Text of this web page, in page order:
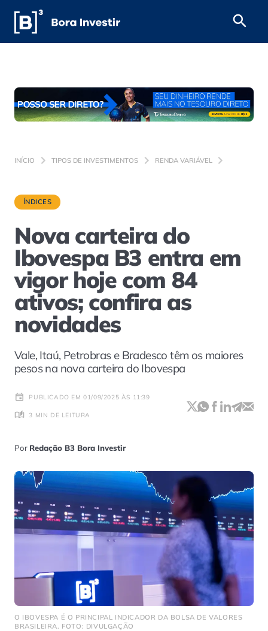
INÍCIO TIPOS DE INVESTIMENTOS RENDA VARIÁVEL
ÍNDICES
Nova carteira do
Ibovespa B3 entra em
vigor hoje com 84
ativos; confira as
novidades
Vale, Itaú, Petrobras e Bradesco têm os maiores
pesos na nova carteira do Ibovespa
PUBLICADO EM 01/09/2025 ÀS 11:39
3 MIN DE LEITURA
Por Redação B3 Bora Investir
O IBOVESPA É O PRINCIPAL INDICADOR DA BOLSA DE VALORES
BRASILEIRA. FOTO: DIVULGAÇÃO